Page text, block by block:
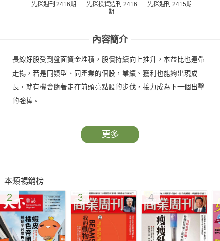
先探週刊 2416期
先探投資週刊 2416
期
先探週刊 2415期
內容簡介
長線好股受到盤面資金堆積，股價持續向上推升，本益比也連帶
走揚，若是同類型、同產業的個股，業績、獲利也能夠出現成
長，就有機會隨著走在前頭亮點股的步伐，接力成為下一個出擊
的強棒。
更多
本類暢銷榜
2 3 4